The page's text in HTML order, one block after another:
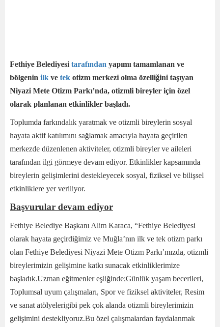
Fethiye Belediyesi tarafından yapımı tamamlanan ve
bölgenin ilk ve tek otizm merkezi olma özelliğini taşıyan
Niyazi Mete Otizm Parkı’nda, otizmli bireyler için özel
olarak planlanan etkinlikler başladı.
Toplumda farkındalık yaratmak ve otizmli bireylerin sosyal
hayata aktif katılımını sağlamak amacıyla hayata geçirilen
merkezde düzenlenen aktiviteler, otizmli bireyler ve aileleri
tarafından ilgi görmeye devam ediyor. Etkinlikler kapsamında
bireylerin gelişimlerini destekleyecek sosyal, fiziksel ve bilişsel
etkinliklere yer veriliyor.
Başvurular devam ediyor
Fethiye Belediye Başkanı Alim Karaca, “Fethiye Belediyesi
olarak hayata geçirdiğimiz ve Muğla’nın ilk ve tek otizm parkı
olan Fethiye Belediyesi Niyazi Mete Otizm Parkı’mızda, otizmli
bireylerimizin gelişimine katkı sunacak etkinliklerimize
başladık.Uzman eğitmenler eşliğinde;Günlük yaşam becerileri,
Toplumsal uyum çalışmaları, Spor ve fiziksel aktiviteler, Resim
ve sanat atölyelerigibi pek çok alanda otizmli bireylerimizin
gelişimini destekliyoruz.Bu özel çalışmalardan faydalanmak